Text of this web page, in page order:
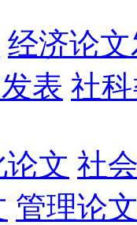
经济论
表 社
文 社
管理论